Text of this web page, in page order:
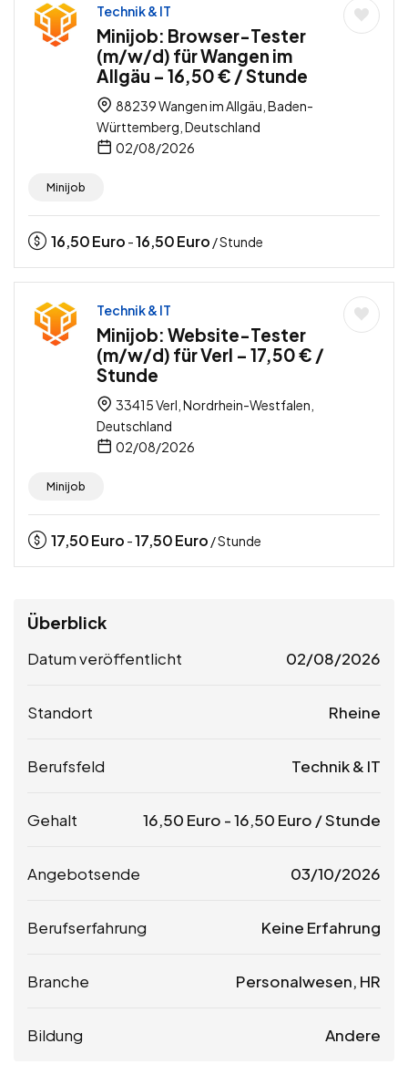
Technik & IT
Minijob: Browser-Tester
(m/w/d) für Wangen im
Allgäu – 16,50 € / Stunde
88239 Wangen im Allgäu, Baden-
Württemberg, Deutschland
02/08/2026
Minijob
16,50Euro -16,50Euro / Stunde
Technik & IT
Minijob: Website-Tester
(m/w/d) für Verl – 17,50 € /
Stunde
33415 Verl, Nordrhein-Westfalen,
Deutschland
02/08/2026
Minijob
17,50Euro -17,50Euro / Stunde
Überblick
Datum veröffentlicht 02/08/2026
Standort Rheine
Berufsfeld Technik & IT
Gehalt 16,50 Euro -16,50 Euro / Stunde
Angebotsende 03/10/2026
Berufserfahrung Keine Erfahrung
Branche Personalwesen, HR
Bildung Andere